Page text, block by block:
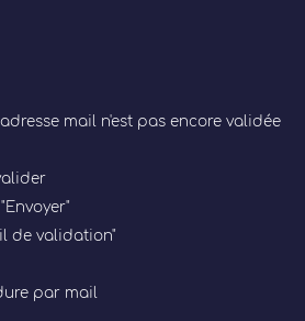
mail n'est pas encore validée
de validation"
par mail